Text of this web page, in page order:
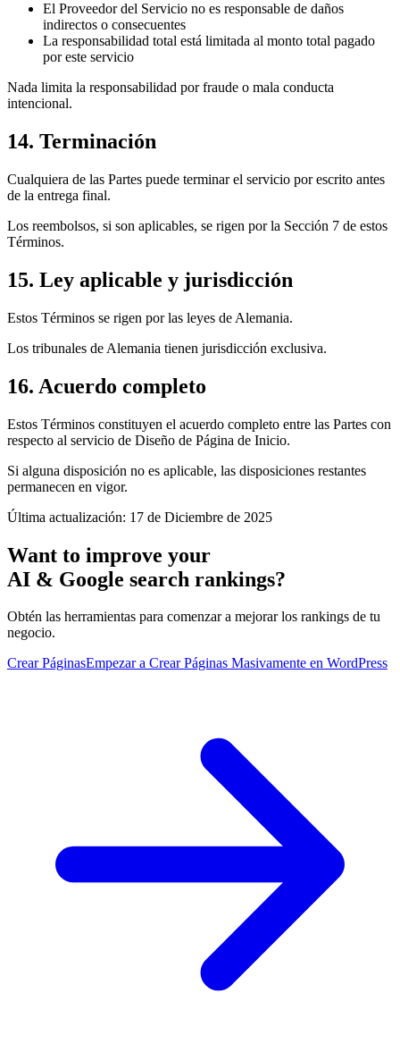
El Proveedor del Servicio no es responsable de daños
indirectos o consecuentes
La responsabilidad total está limitada al monto total pagado
por este servicio
Nada limita la responsabilidad por fraude o mala conducta
intencional.
14. Terminación
Cualquiera de las Partes puede terminar el servicio por escrito antes
de la entrega final.
Los reembolsos, si son aplicables, se rigen por la Sección 7 de estos
Términos.
15. Ley aplicable y jurisdicción
Estos Términos se rigen por las leyes de Alemania.
Los tribunales de Alemania tienen jurisdicción exclusiva.
16. Acuerdo completo
Estos Términos constituyen el acuerdo completo entre las Partes con
respecto al servicio de Diseño de Página de Inicio.
Si alguna disposición no es aplicable, las disposiciones restantes
permanecen en vigor.
Última actualización: 17 de Diciembre de 2025
Want to improve your
AI & Google search rankings?
Obtén las herramientas para comenzar a mejorar los rankings de tu
negocio.
Crear PáginasEmpezar a Crear Páginas Masivamente en WordPress